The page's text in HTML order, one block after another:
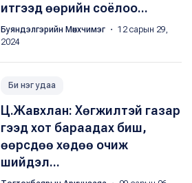
итгээд өөрийн соёлоо...
Буяндэлгэрийн Мөнхчимэг ・ 12 сарын 29,
2024
Би нэг удаа
Ц.Жавхлан: Хөгжилтэй газар
гээд хот бараадах биш,
өөрсдөө хөдөө очиж
шийдэл...